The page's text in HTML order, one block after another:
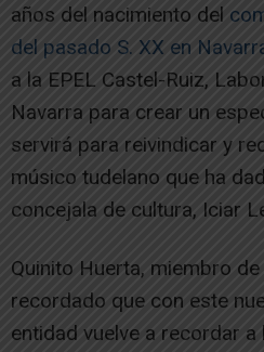
años del nacimiento del
del pasado S. XX en
a la EPEL Castel-Ruiz,
Navarra para crear un
servirá para reivindicar y
músico tudelano que ha
concejala de cultura, Iciar
Quinito Huerta, miembro
recordado que con este
entidad vuelve a recordar